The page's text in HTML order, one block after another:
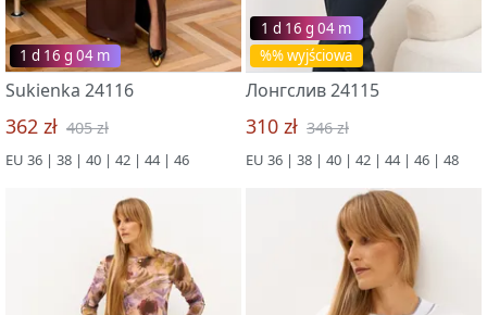
1 d 16 g 03 m
Sukienka 24116
362 zł 405 zł
EU 36 | 38 | 40 | 42 | 44 | 46
%% wyjściowa
1 d 16 g 03 m
Лонгслив 24115
310 zł 346 zł
EU 36 | 38 | 40 | 42 | 44 | 46 | 48